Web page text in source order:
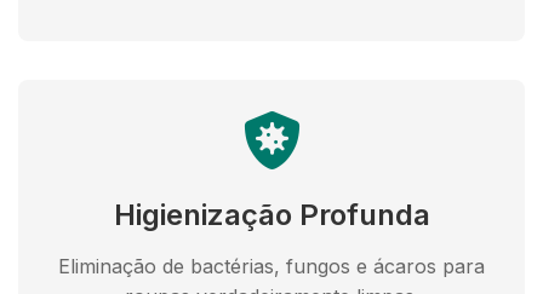
Higienização Profunda
Eliminação de bactérias, fungos e ácaros para